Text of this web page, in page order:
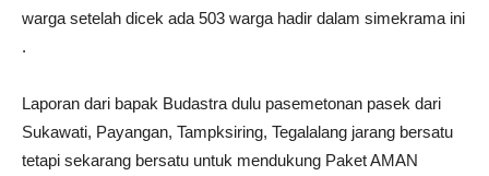
warga setelah dicek ada 503 warga hadir dalam simekrama ini
.
Laporan dari bapak Budastra dulu pasemetonan pasek dari
Sukawati, Payangan, Tampksiring, Tegalalang jarang bersatu
tetapi sekarang bersatu untuk mendukung Paket AMAN